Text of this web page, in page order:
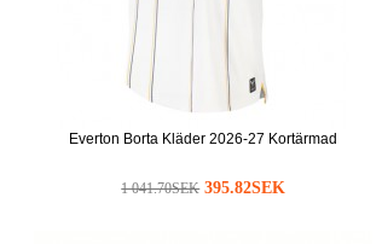
Everton Borta Kläder 2026-27 Kortärmad
1 041.70SEK 395.82SEK